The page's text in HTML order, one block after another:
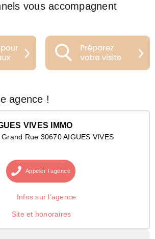
vous accompagnent
agence !
VIVES IMMO
Rue 30670 AIGUES VIVES
Appeler l’agence
Infos sur l’agence
Site et honoraires